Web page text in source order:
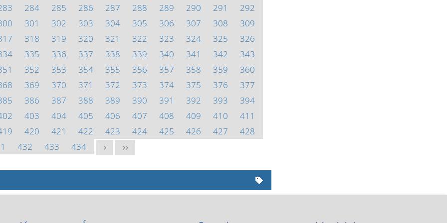
284 285 286 287 288 289 290 291
292
301 302 303 304 305 306 307 308
309
318 319 320 321 322 323 324 325
326
335 336 337 338 339 340 341 342
343
352 353 354 355 356 357 358 359
360
369 370 371 372 373 374 375 376
377
386 387 388 389 390 391 392 393
394
403 404 405 406 407 408 409 410
411
420 421 422 423 424 425 426 427
428
432 433 434 > >>